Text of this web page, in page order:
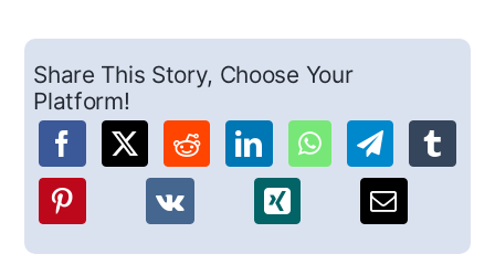
Share This Story, Choose Your
Platform!